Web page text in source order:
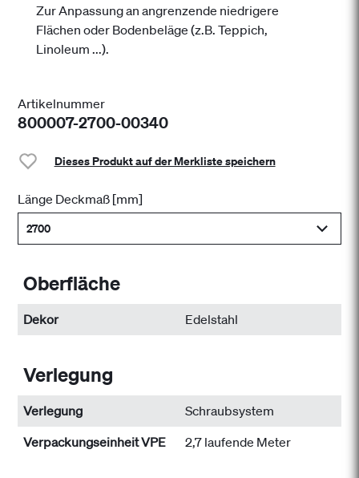
Zur Anpassung an angrenzende niedrigere
Flächen oder Bodenbeläge (z.B. Teppich,
Linoleum ...).
Artikelnummer
800007-2700-00340
Dieses Produkt auf der Merkliste speichern
Länge Deckmaß [mm]
2700
Oberfläche
Dekor Edelstahl
Verlegung
Verlegung
Schraubsystem
Verpackungseinheit VPE
2,7 laufende Meter